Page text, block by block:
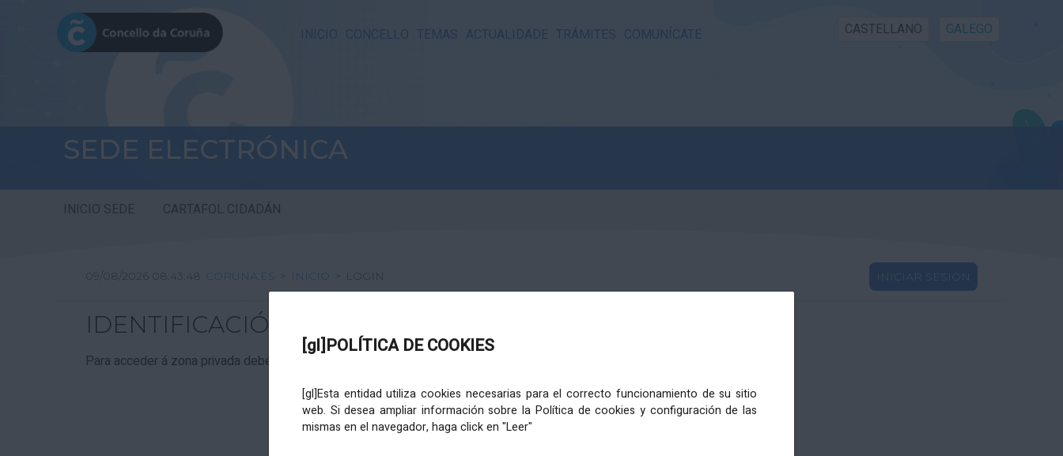
INICIO CONCELLO TEMAS ACTUALIDADE TRÁMITES COMUNÍCATE CASTELLANO GALEGO
SEDE ELECTRÓNICA
INICIO SEDE CARTAFOL CIDADÁN
[gl]POLÍTICA DE COOKIES
[gl]Esta entidad utiliza cookies necesarias para el correcto funcionamiento de su sitio
web. Si desea ampliar información sobre la Política de cookies y configuración de las
mismas en el navegador, haga click en "Leer"
09/08/2026 08:43:48 CORUNA.ES > INICIO > LOGIN INICIAR SESIÓN
IDENTIFICACIÓN
Para acceder á zona privada debe identificarse mediante Cl@ve. Pulse no logotipo